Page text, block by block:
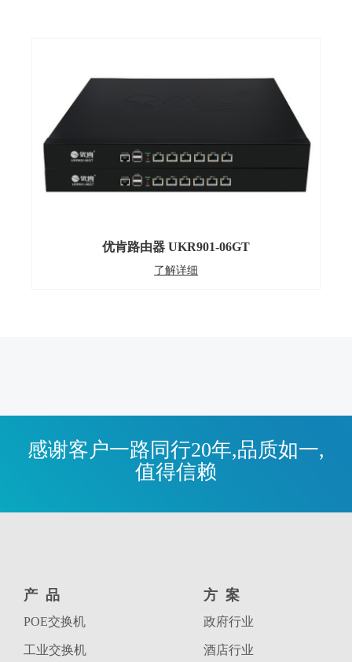
优肯路由器 UKR901-06GT
了解详细
感谢客户一路同行20年,品质如一,
值得信赖
产品
POE交换机
工业交换机
方案
政府行业
酒店行业